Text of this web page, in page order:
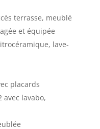
terrasse, meublé
et équipée
lave-
placards
avec lavabo,